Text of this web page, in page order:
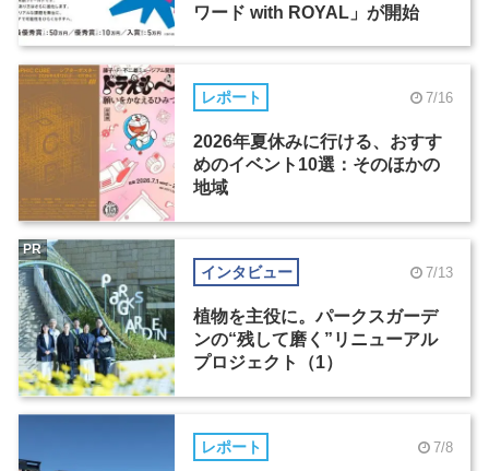
ワード with ROYAL」が開始
レポート 7/16
2026年夏休みに行ける、おすす
めのイベント10選：そのほかの
地域
インタビュー 7/13
植物を主役に。パークスガーデ
ンの“残して磨く”リニューアル
プロジェクト（1）
PR
レポート 7/8